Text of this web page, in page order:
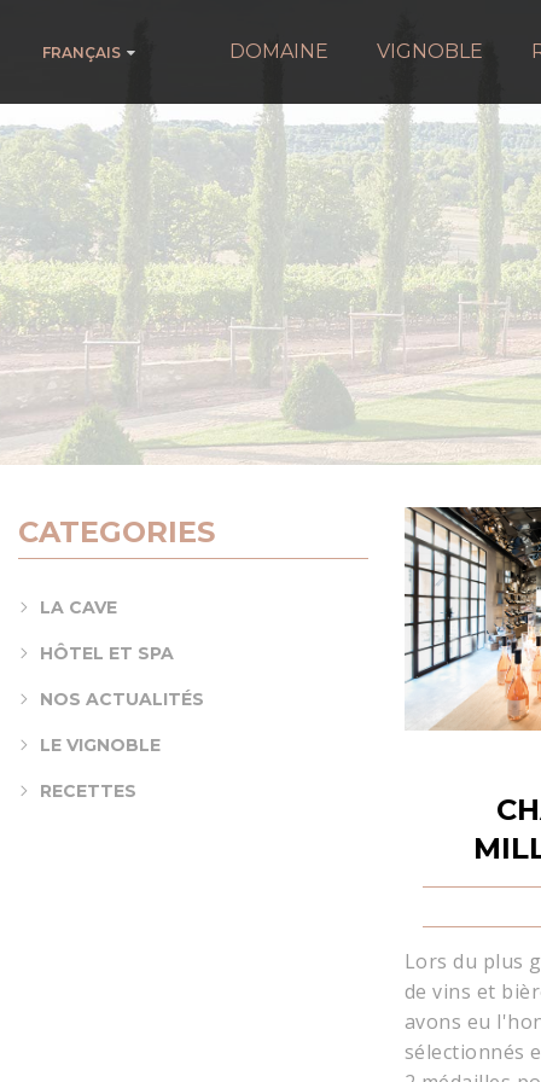
FRANÇAIS DOMAINE VIGNOBLE
Lors du plus
de vins et
avons eu
sélectionnés
CATEGORIES
LA CAVE
HÔTEL ET SPA
NOS ACTUALITÉS
LE VIGNOBLE
RECETTES